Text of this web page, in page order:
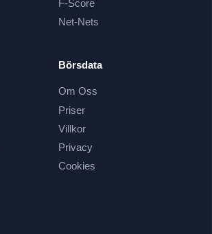
F-Score
Net-Nets
Börsdata
Om Oss
Priser
Villkor
Privacy
Cookies